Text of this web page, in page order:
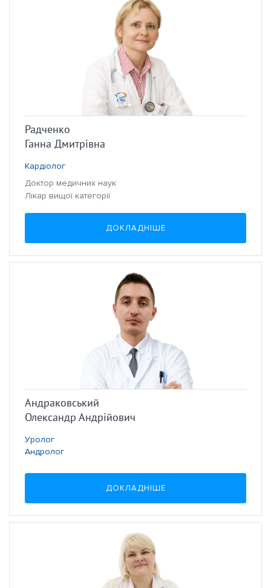
Радченко
Ганна Дмитрівна
Кардіолог
Доктор медичних наук
Лікар вищої категорії
ДОКЛАДНІШЕ
Андраковський
Олександр Андрійович
Уролог
Андролог
ДОКЛАДНІШЕ